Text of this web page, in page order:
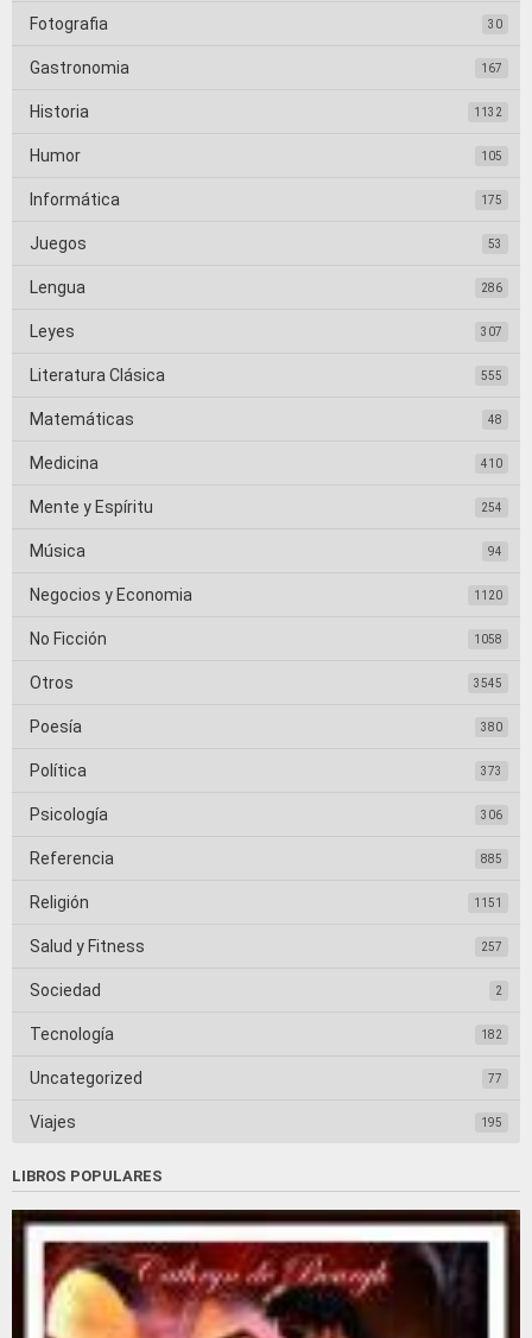
Fotografia 30
Gastronomia 167
Historia 1132
Humor 105
Informática 175
Juegos 53
Lengua 286
Leyes 307
Literatura Clásica 555
Matemáticas 48
Medicina 410
Mente y Espíritu 254
Música 94
Negocios y Economia 1120
No Ficción 1058
Otros 3545
Poesía 380
Política 373
Psicología 306
Referencia 885
Religión 1151
Salud y Fitness 257
Sociedad 2
Tecnología 182
Uncategorized 77
Viajes 195
LIBROS POPULARES